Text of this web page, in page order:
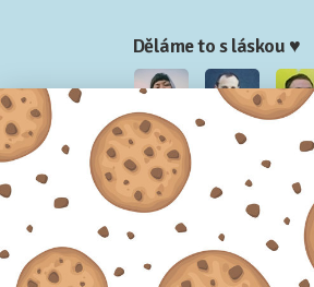
Děláme to s láskou ♥
Nela Josef Honza